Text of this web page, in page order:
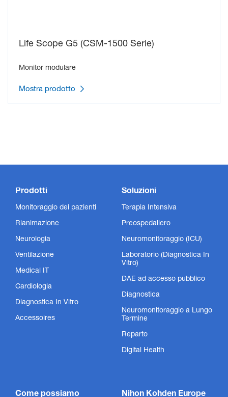
Life Scope G5 (CSM-1500 Serie)
Monitor modulare
Mostra prodotto
Sensori SpO₂
Non abbiamo rispettato lo standard, lo abbiamo inventato.
Prodotti
Monitoraggio dei pazienti
Rianimazione
Neurologia
Ventilazione
Medical IT
Cardiologia
Diagnostica In Vitro
Accessoires
Soluzioni
Terapia Intensiva
Preospedaliero
Neuromonitoraggio (ICU)
Laboratorio (Diagnostica In
Vitro)
DAE ad accesso pubblico
Diagnostica
Neuromonitoraggio a Lungo
Termine
Reparto
Digital Health
Come possiamo
Nihon Kohden Europe